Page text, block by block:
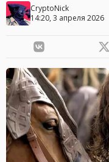
CryptoNick
14:20, 3 апреля 2026